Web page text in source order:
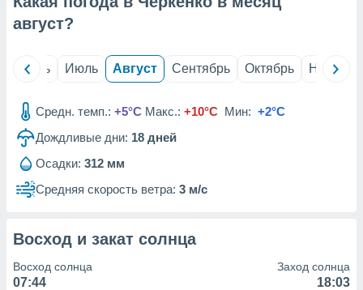
из
данных
август?
Июнь Июль Август Сентябрь Октябрь Ноябрь
Средн. темп.: +5°C Макс.: +10°C Мин: +2°C
Дождливые дни: 18 дней
Осадки: 312 мм
Средняя скорость ветра: 3 м/с
Восход и закат солнца
Восход солнца
07:44
Заход солнца
18:03